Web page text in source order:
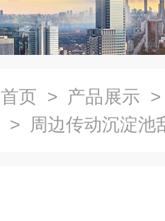
首页 > 产品展示
> 周边传动沉淀池